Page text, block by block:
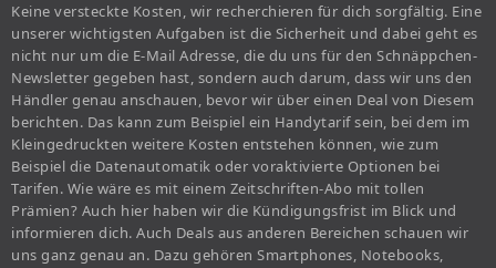
Keine versteckte Kosten, wir recherchieren für dich sorgfältig. Eine
unserer wichtigsten Aufgaben ist die Sicherheit und dabei geht es
nicht nur um die E-Mail Adresse, die du uns für den Schnäppchen-
Newsletter gegeben hast, sondern auch darum, dass wir uns den
Händler genau anschauen, bevor wir über einen Deal von Diesem
berichten. Das kann zum Beispiel ein Handytarif sein, bei dem im
Kleingedruckten weitere Kosten entstehen können, wie zum
Beispiel die Datenautomatik oder voraktivierte Optionen bei
Tarifen. Wie wäre es mit einem Zeitschriften-Abo mit tollen
Prämien? Auch hier haben wir die Kündigungsfrist im Blick und
informieren dich. Auch Deals aus anderen Bereichen schauen wir
uns ganz genau an. Dazu gehören Smartphones, Notebooks,